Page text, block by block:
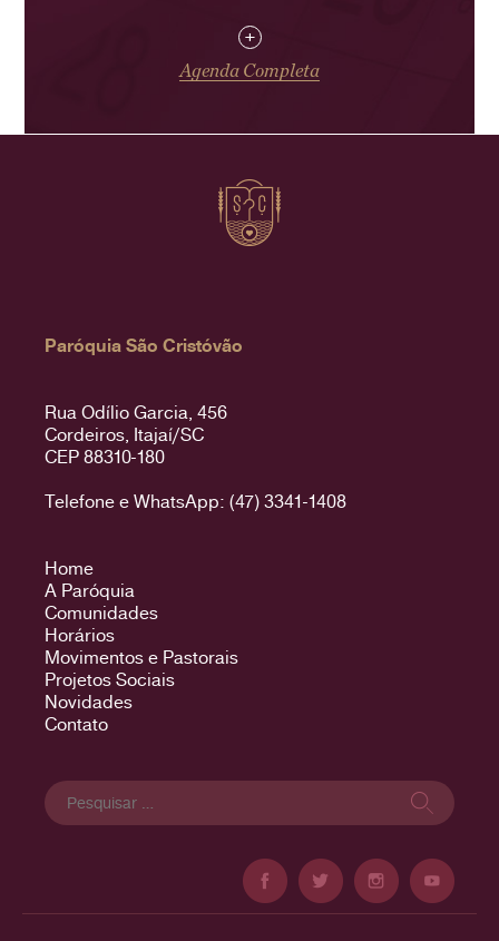
+
Agenda Completa
Paróquia São Cristóvão
Rua Odílio Garcia, 456
Cordeiros, Itajaí/SC
CEP 88310-180
Telefone e WhatsApp: (47) 3341-1408
Home
A Paróquia
Comunidades
Horários
Movimentos e Pastorais
Projetos Sociais
Novidades
Contato
Pesquisar
por: